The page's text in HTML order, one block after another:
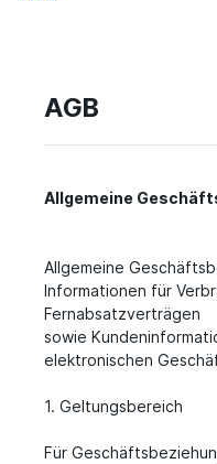
AGB
Allgemeine
Allgemeine
Informationen für
Fernabsatzverträgen
sowie
elektronischen
1. Geltungsbereich
Für